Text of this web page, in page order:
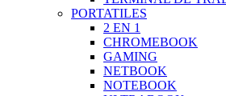
PORTATILES
2 EN 1
CHROMEBOOK
GAMING
NETBOOK
NOTEBOOK